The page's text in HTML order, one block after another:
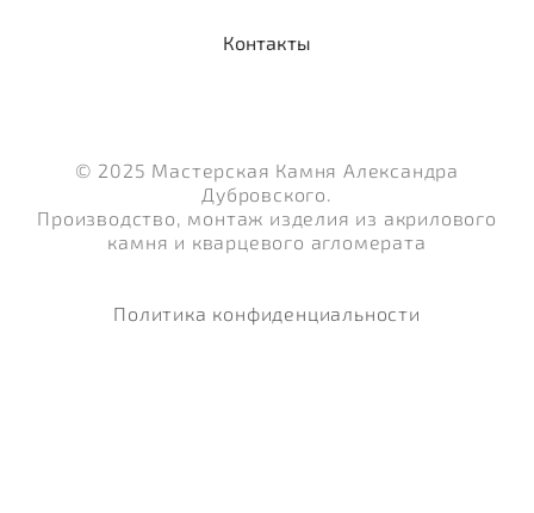
Контакты
© 2025 Мастерская Камня Александра
Дубровского.
Производство, монтаж изделия из акрилового
камня и кварцевого агломерата
Политика конфиденциальности